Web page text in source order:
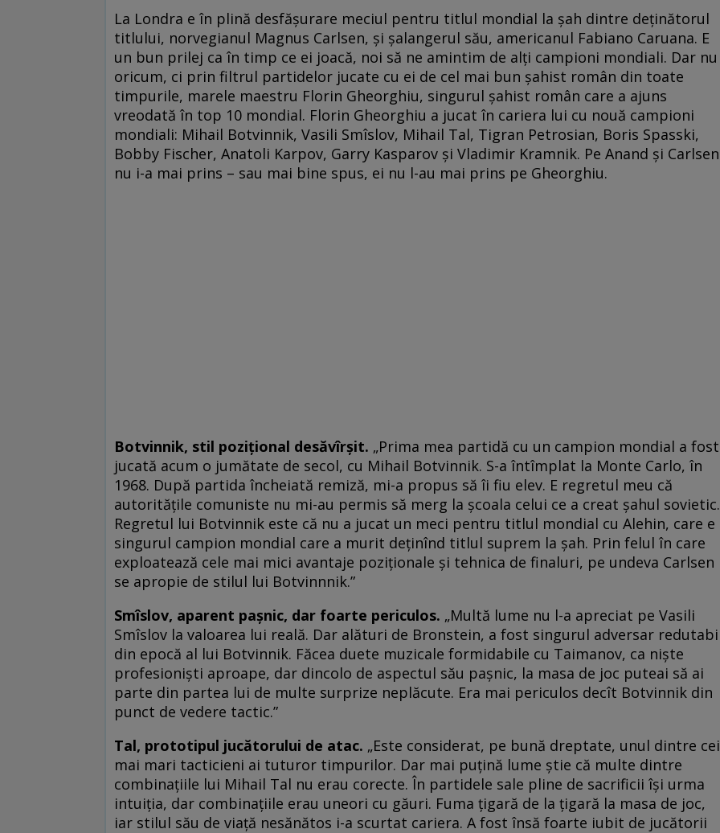
La Londra e în plină desfășurare meciul pentru titlul mondial la șah dintre deținătorul
titlului, norvegianul Magnus Carlsen, și șalangerul său, americanul Fabiano Caruana. E
un bun prilej ca în timp ce ei joacă, noi să ne amintim de alți campioni mondiali. Dar nu
oricum, ci prin filtrul partidelor jucate cu ei de cel mai bun șahist român din toate
timpurile, marele maestru Florin Gheorghiu, singurul șahist român care a ajuns
vreodată în top 10 mondial. Florin Gheorghiu a jucat în cariera lui cu nouă campioni
mondiali: Mihail Botvinnik, Vasili Smîslov, Mihail Tal, Tigran Petrosian, Boris Spasski,
Bobby Fischer, Anatoli Karpov, Garry Kasparov și Vladimir Kramnik. Pe Anand și Carlsen
nu i-a mai prins – sau mai bine spus, ei nu l-au mai prins pe Gheorghiu.
Botvinnik, stil pozițional desăvîrșit. „Prima mea partidă cu un campion mondial a fost
jucată acum o jumătate de secol, cu Mihail Botvinnik. S-a întîmplat la Monte Carlo, în
1968. După partida încheiată remiză, mi-a propus să îi fiu elev. E regretul meu că
autoritățile comuniste nu mi-au permis să merg la școala celui ce a creat șahul sovietic.
Regretul lui Botvinnik este că nu a jucat un meci pentru titlul mondial cu Alehin, care e
singurul campion mondial care a murit deținînd titlul suprem la șah. Prin felul în care
exploatează cele mai mici avantaje poziționale și tehnica de finaluri, pe undeva Carlsen
se apropie de stilul lui Botvinnnik.”
Smîslov, aparent pașnic, dar foarte periculos. „Multă lume nu l-a apreciat pe Vasili
Smîslov la valoarea lui reală. Dar alături de Bronstein, a fost singurul adversar
din epocă al lui Botvinnik. Făcea duete muzicale formidabile cu Taimanov, ca niște
profesioniști aproape, dar dincolo de aspectul său pașnic, la masa de joc puteai să ai
parte din partea lui de multe surprize neplăcute. Era mai periculos decît Botvinnik din
punct de vedere tactic.”
Tal, prototipul jucătorului de atac. „Este considerat, pe bună dreptate, unul dintre cei
mai mari tacticieni ai tuturor timpurilor. Dar mai puțină lume știe că multe dintre
combinațiile lui Mihail Tal nu erau corecte. În partidele sale pline de sacrificii își urma
intuiția, dar combinațiile erau uneori cu găuri. Fuma țigară de la țigară la masa de joc,
iar stilul său de viață nesănătos i-a scurtat cariera. A fost însă foarte iubit de jucătorii